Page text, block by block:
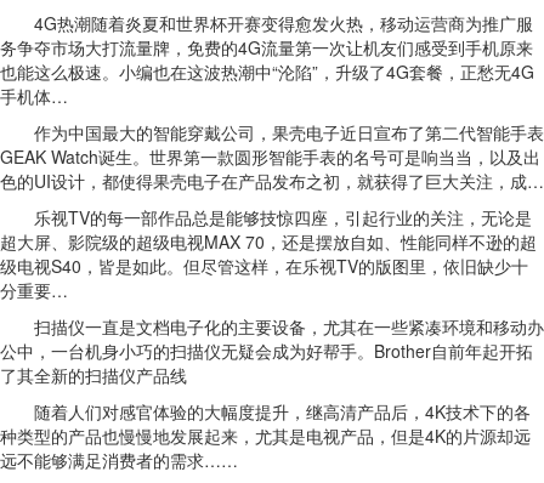
4G热潮随着炎夏和世界杯开赛变得愈发火热，移动运营商为推广服
务争夺市场大打流量牌，免费的4G流量第一次让机友们感受到手机原来
也能这么极速。小编也在这波热潮中“沦陷”，升级了4G套餐，正愁无4G
手机体…
作为中国最大的智能穿戴公司，果壳电子近日宣布了第二代智能手表
GEAK Watch诞生。世界第一款圆形智能手表的名号可是响当当，以及出
色的UI设计，都使得果壳电子在产品发布之初，就获得了巨大关注，成…
乐视TV的每一部作品总是能够技惊四座，引起行业的关注，无论是
超大屏、影院级的超级电视MAX 70，还是摆放自如、性能同样不逊的超
级电视S40，皆是如此。但尽管这样，在乐视TV的版图里，依旧缺少十
分重要…
扫描仪一直是文档电子化的主要设备，尤其在一些紧凑环境和移动办
公中，一台机身小巧的扫描仪无疑会成为好帮手。Brother自前年起开拓
了其全新的扫描仪产品线
随着人们对感官体验的大幅度提升，继高清产品后，4K技术下的各
种类型的产品也慢慢地发展起来，尤其是电视产品，但是4K的片源却远
远不能够满足消费者的需求……